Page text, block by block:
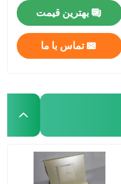
بهترین قیمت
تماس با ما